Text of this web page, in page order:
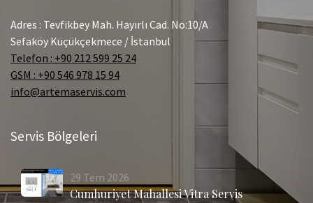
Adres : Tevfikbey Mah. Hayırlı Cad. No:10/A
Sefaköy Küçükçekmece / İstanbul
Telefon : +90 212 599 25 24
GSM : +90 546 978 15 94
info@artemaservis.com
Servis Bölgeleri
29 Tem 2026
Cumhuriyet Mahallesi Vitra Servis